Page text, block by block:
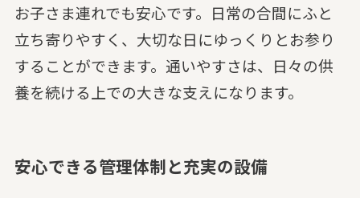
お子さま連れでも安心です。日常の合間にふと
立ち寄りやすく、大切な日にゆっくりとお参り
することができます。通いやすさは、日々の供
養を続ける上での大きな支えになります。
安心できる管理体制と充実の設備